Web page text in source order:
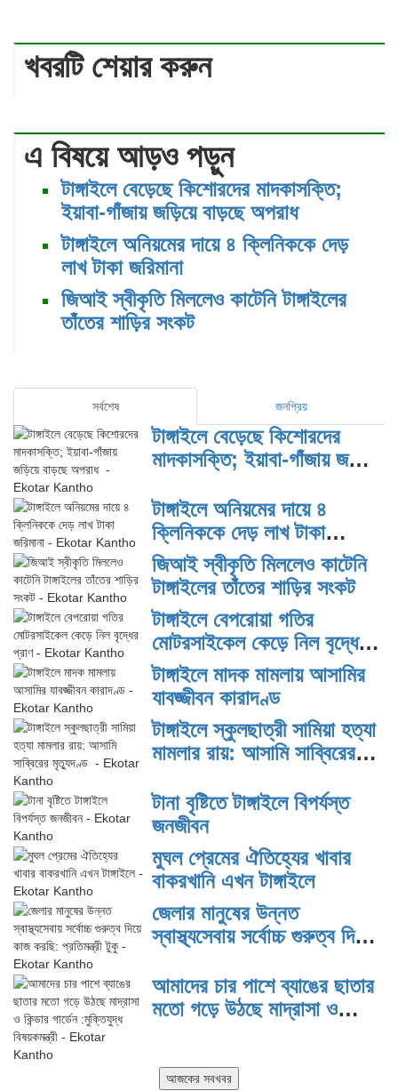
খবরটি শেয়ার করুন
এ বিষয়ে আড়ও পড়ুন
টাঙ্গাইলে বেড়েছে কিশোরদের মাদকাসক্তি;
ইয়াবা-গাঁজায় জড়িয়ে বাড়ছে অপরাধ
টাঙ্গাইলে অনিয়মের দায়ে ৪ ক্লিনিককে দেড়
লাখ টাকা জরিমানা
জিআই স্বীকৃতি মিললেও কাটেনি টাঙ্গাইলের
তাঁতের শাড়ির সংকট
সর্বশেষ জনপ্রিয়
টাঙ্গাইলে বেড়েছে কিশোরদের
মাদকাসক্তি; ইয়াবা-গাঁজায় জড়িয়ে
টাঙ্গাইলে অনিয়মের দায়ে ৪
ক্লিনিককে দেড় লাখ টাকা
জরিমানা
জিআই স্বীকৃতি মিললেও কাটেনি
টাঙ্গাইলের তাঁতের শাড়ির সংকট
টাঙ্গাইলে বেপরোয়া গতির
মোটরসাইকেল কেড়ে নিল বৃদ্ধের
প্রাণ
টাঙ্গাইলে মাদক মামলায় আসামির
যাবজ্জীবন কারাদণ্ড
টাঙ্গাইলে স্কুলছাত্রী সামিয়া হত্যা
মামলার রায়: আসামি সাব্বিরের
টানা বৃষ্টিতে টাঙ্গাইলে বিপর্যস্ত
জনজীবন
মুঘল প্রেমের ঐতিহ্যের খাবার
বাকরখানি এখন টাঙ্গাইলে
জেলার মানুষের উন্নত
স্বাস্থ্যসেবায় সর্বোচ্চ গুরুত্ব দিয়ে
আমাদের চার পাশে ব্যাঙের ছাতার
মতো গড়ে উঠছে মাদ্রাসা ও